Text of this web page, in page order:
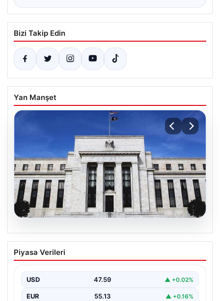
Bizi Takip Edin
Yan Manşet
04.08.2026
Fed faizi sabit tuttu
Piyasa Verileri
USD 47.59 ▲ +0.02%
EUR 55.13 ▲ +0.16%